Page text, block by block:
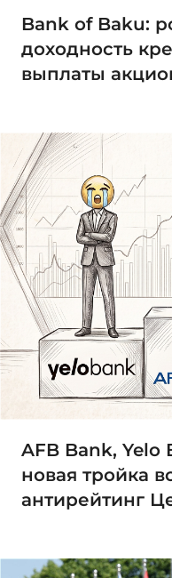
Bank of Baku:
доходность
выплаты
AFB Bank, Yelo
новая тройка
антирейтинг